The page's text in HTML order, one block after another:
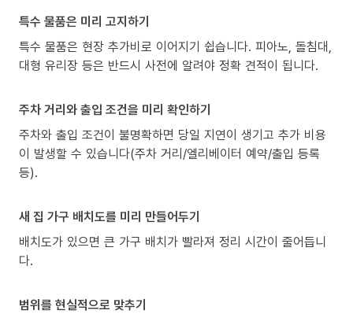
특수 물품은 미리 고지하기
특수 물품은 현장 추가비로 이어지기 쉽습니다. 피아노, 돌침대,
대형 유리장 등은 반드시 사전에 알려야 정확 견적이 됩니다.
주차 거리와 출입 조건을 미리 확인하기
주차와 출입 조건이 불명확하면 당일 지연이 생기고 추가 비용
이 발생할 수 있습니다(주차 거리/엘리베이터 예약/출입 등록
등).
새 집 가구 배치도를 미리 만들어두기
배치도가 있으면 큰 가구 배치가 빨라져 정리 시간이 줄어듭니
다.
범위를 현실적으로 맞추기